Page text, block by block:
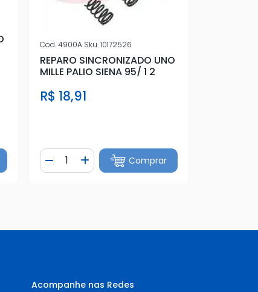
Cod.4900A Sku.10172526
REPARO SINCRONIZADO UNO
MILLE PALIO SIENA 95/ 1 2
R$ 18,91
Diminuir Quantidade
Quantidade
Adicionar Quantidade
Comprar
Acompanhe nas Redes